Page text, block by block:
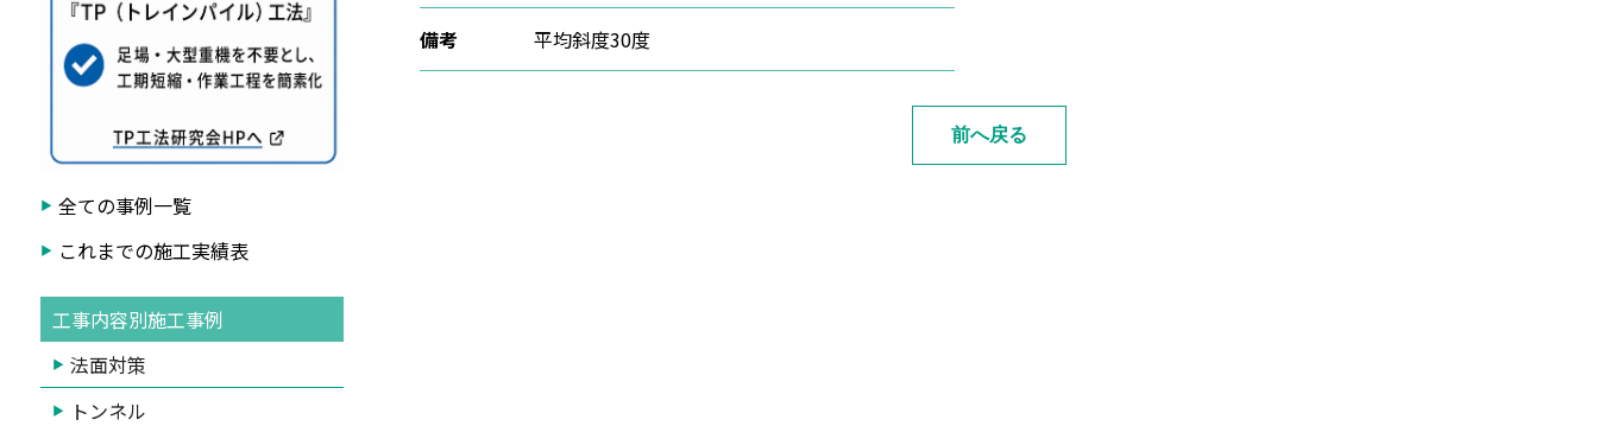
全ての事例一覧
これまでの施工実績表
工事内容別施工事例
法面対策
トンネル
備考 平均斜度30度
前へ戻る